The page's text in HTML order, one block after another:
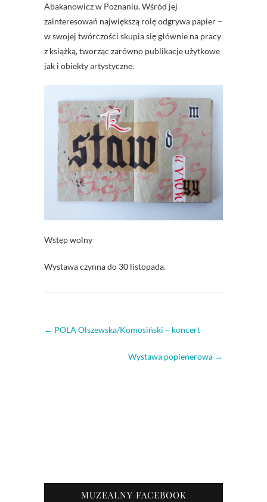
Abakanowicz w Poznaniu. Wśród jej
zainteresowań największą rolę odgrywa papier –
w swojej twórczości skupia się głównie na pracy
z książką, tworząc zarówno publikacje użytkowe
jak i obiekty artystyczne.
Wstęp wolny
Wystawa czynna do 30 listopada.
← POLA Olszewska/Komosiński – koncert
Wystawa poplenerowa →
MUZEALNY FACEBOOK